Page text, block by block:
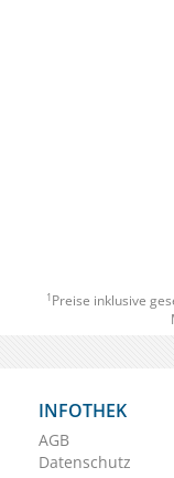
1 Preise inklusive
INFOTHEK
AGB
Datenschutz